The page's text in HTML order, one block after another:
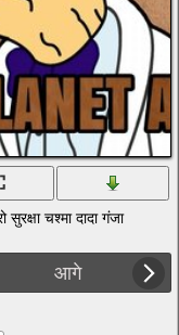
सुरक्षा चश्मा दादा गंजा
आगे